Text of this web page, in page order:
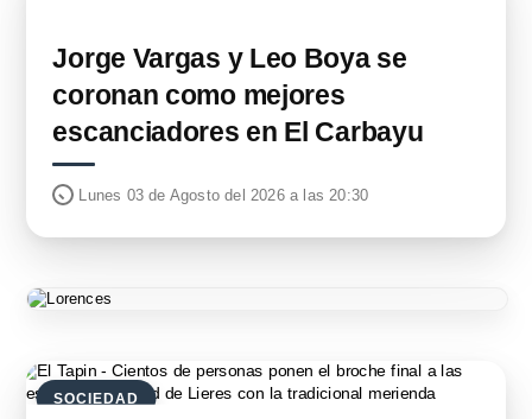
Jorge Vargas y Leo Boya se
coronan como mejores
escanciadores en El Carbayu
Lunes 03 de Agosto del 2026 a las 20:30
SOCIEDAD